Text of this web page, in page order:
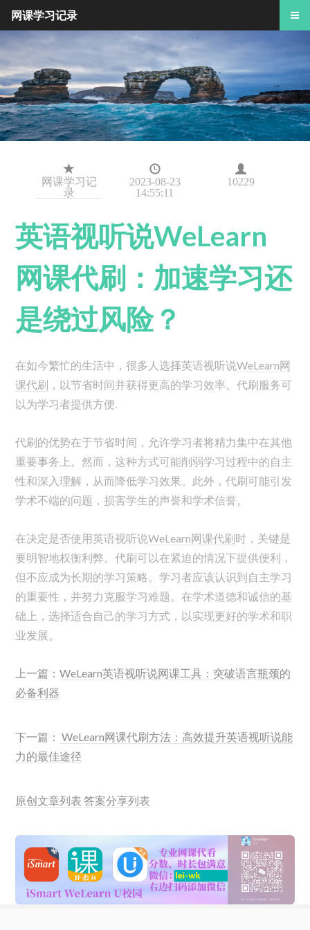
网课学习记
录
2023-08-23
14:55:11
10229
英语视听说WeLearn
网课代刷：加速学习还
是绕过风险？
在如今繁忙的生活中，很多人选择英语视听说WeLearn网
课代刷 ，以节省时间并获得更高的学习效率。代刷服务可
以为学习者提供方便.
代刷的优势在于节省时间，允许学习者将精力集中在其他
重要事务上。然而，这种方式可能削弱学习过程中的自主
性和深入理解，从而降低学习效果。此外，代刷可能引发
学术不端的问题，损害学生的声誉和学术信誉。
在决定是否使用英语视听说WeLearn网课代刷时，关键是
要明智地权衡利弊。代刷可以在紧迫的情况下提供便利，
但不应成为长期的学习策略。学习者应该认识到自主学习
的重要性，并努力克服学习难题。在学术道德和诚信的基
础上，选择适合自己的学习方式，以实现更好的学术和职
业发展。
上一篇：WeLearn英语视听说网课工具：突破语言瓶颈的
必备利器
下一篇： WeLearn网课代刷方法：高效提升英语视听说能
力的最佳途径
原创文章列表 答案分享列表
网课学习记录